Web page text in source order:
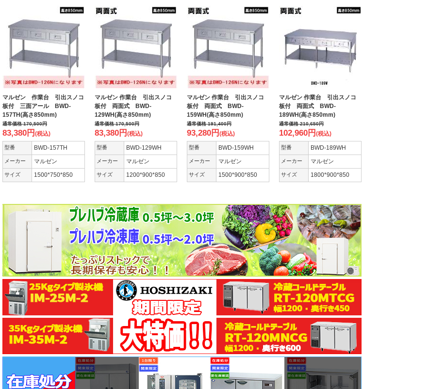
マルゼン 作業台 引出スノコ
板付 三面アール BWD-
157TH(高さ850mm)
通常価格170,500円
83,380円 (税込)
型番 BWD-157TH
メーカー マルゼン
サイズ 1500*750*850
マルゼン 作業台 引出スノコ
板付 両面式 BWD-
129WH(高さ850mm)
通常価格170,500円
83,380円 (税込)
型番 BWD-129WH
メーカー マルゼン
サイズ 1200*900*850
マルゼン 作業台 引出スノコ
板付 両面式 BWD-
159WH(高さ850mm)
通常価格191,400円
93,280円 (税込)
型番 BWD-159WH
メーカー マルゼン
サイズ 1500*900*850
マルゼン 作業台 引出スノコ
板付 両面式 BWD-
189WH(高さ850mm)
通常価格210,650円
102,960円 (税込)
型番 BWD-189WH
メーカー マルゼン
サイズ 1800*900*850